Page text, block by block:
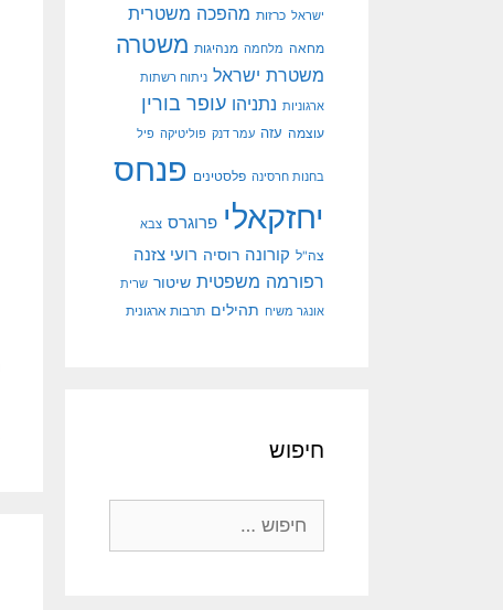
ישראל כרזות מהפכה משטרית
מחאה מלחמה מנהיגות משטרה
משטרת ישראל ניתוח רשתות
ארגוניות נתניהו עופר בורין
עוצמה עזה עמר דנק פוליטיקה פיל
בחנות חרסינה פלסטינים פנחס
יחזקאלי פרוגרס צבא
צה"ל קורונה רוסיה רועי צזנה
רפורמה משפטית שיטור שרית
אונגר משיח תהילים תרבות ארגונית
חיפוש